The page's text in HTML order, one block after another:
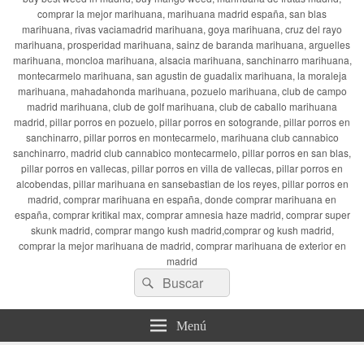
comprar la mejor marihuana, marihuana madrid españa, san blas
marihuana, rivas vaciamadrid marihuana, goya marihuana, cruz del rayo
marihuana, prosperidad marihuana, sainz de baranda marihuana, arguelles
marihuana, moncloa marihuana, alsacia marihuana, sanchinarro marihuana,
montecarmelo marihuana, san agustin de guadalix marihuana, la moraleja
marihuana, mahadahonda marihuana, pozuelo marihuana, club de campo
madrid marihuana, club de golf marihuana, club de caballo marihuana
madrid, pillar porros en pozuelo, pillar porros en sotogrande, pillar porros en
sanchinarro, pillar porros en montecarmelo, marihuana club cannabico
sanchinarro, madrid club cannabico montecarmelo, pillar porros en san blas,
pillar porros en vallecas, pillar porros en villa de vallecas, pillar porros en
alcobendas, pillar marihuana en sansebastian de los reyes, pillar porros en
madrid, comprar marihuana en españa, donde comprar marihuana en
españa, comprar kritikal max, comprar amnesia haze madrid, comprar super
skunk madrid, comprar mango kush madrid,comprar og kush madrid,
comprar la mejor marihuana de madrid, comprar marihuana de exterior en
madrid
Buscar
por:
Buscar
Menú